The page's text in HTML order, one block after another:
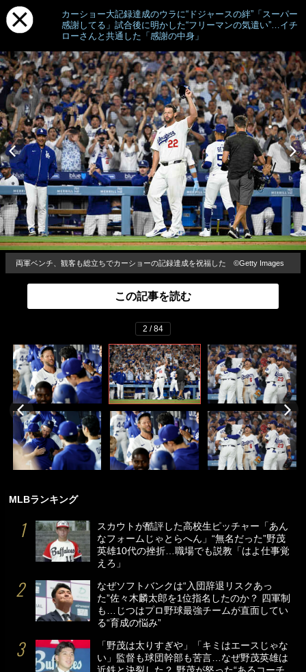
カーショー大記録達成のウラに“ドジャースの絆”「スーパー
感謝してる」試合後に明かした“フリーマンの気遣い”…イチ
ローさんと共通した「感謝の中身」
両軍ベンチ、観客も総立ちでカーショーの記録達成を祝福した ©Getty Images
この記事を読む
2 / 84
MLBランキング
スカウトが酷評した高校生ピッチャー「あん
なフォームじゃとらへん」“無名だった”野茂
英雄10代の挫折…職場でも説教「はよ仕事覚
えろ」
なぜソフトバンクは“入団辞退リスクあっ
た”佐々木麟太郎を1位指名したのか？ 四軍制
も…じつはプロ野球最強チームが直面してい
る“育成の悩み”
「野茂は太りすぎや」「キミはエースじゃな
い」監督も球団幹部も苦言…なぜ野茂英雄は